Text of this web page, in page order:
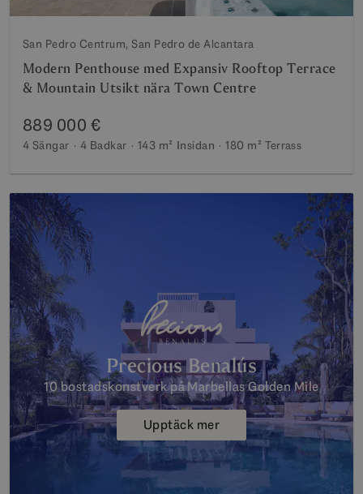
San Pedro Centrum, San Pedro de Alcantara
Modern Penthouse med Expansiv Rooftop Terrace
& Mountain Utsikt nära Town Centre
889 000 €
4 Sängar 4 Badkar 143 m² Insidan 180 m² Terrass
Precious Benalús
10 bostadskonstverk på Marbellas Golden Mile
Upptäck mer